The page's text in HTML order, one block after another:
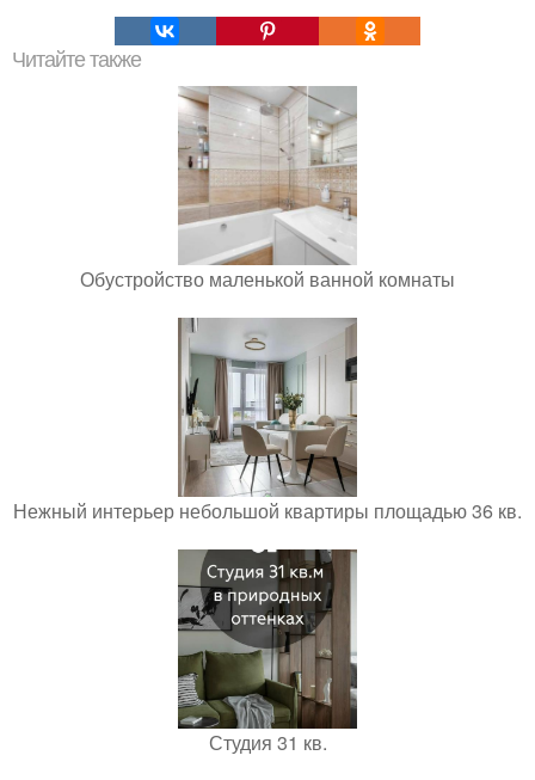
Читайте также
Обустройство маленькой ванной комнаты
Нежный интерьер небольшой квартиры площадью 36 кв.
Студия 31 кв.